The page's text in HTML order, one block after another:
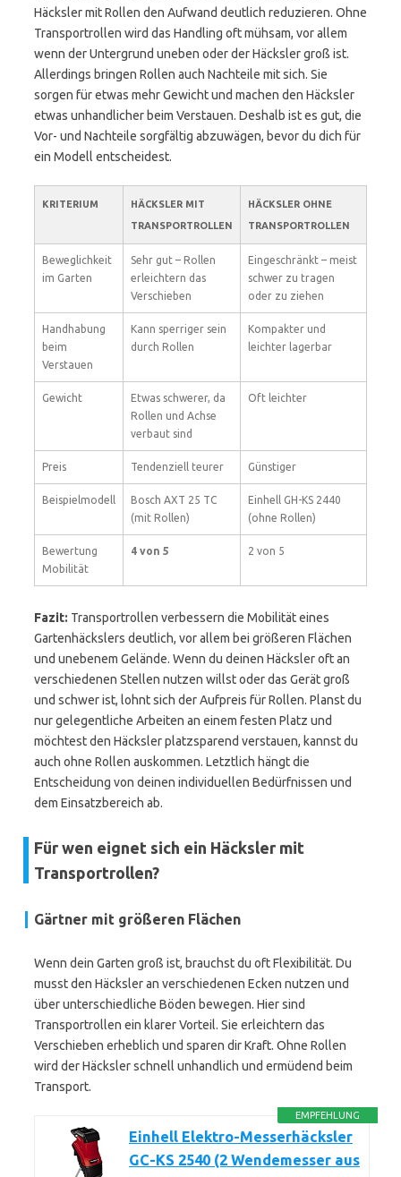
Häcksler mit Rollen den Aufwand deutlich reduzieren. Ohne
Transportrollen wird das Handling oft mühsam, vor allem
wenn der Untergrund uneben oder der Häcksler groß ist.
Allerdings bringen Rollen auch Nachteile mit sich. Sie
sorgen für etwas mehr Gewicht und machen den Häcksler
etwas unhandlicher beim Verstauen. Deshalb ist es gut, die
Vor- und Nachteile sorgfältig abzuwägen, bevor du dich für
ein Modell entscheidest.
KRITERIUM
HÄCKSLER MIT
TRANSPORTROLLEN
HÄCKSLER OHNE
TRANSPORTROLLEN
Beweglichkeit
im Garten
Sehr gut – Rollen
erleichtern das
Verschieben
Eingeschränkt – meist
schwer zu tragen
oder zu ziehen
Handhabung
beim
Verstauen
Kann sperriger sein
durch Rollen
Kompakter und
leichter lagerbar
Gewicht
Etwas schwerer, da
Rollen und Achse
verbaut sind
Oft leichter
Preis Tendenziell teurer Günstiger
Beispielmodell
Bosch AXT 25 TC
(mit Rollen)
Einhell GH-KS 2440
(ohne Rollen)
Bewertung
Mobilität
4 von 5 2 von 5
Fazit: Transportrollen verbessern die Mobilität eines
Gartenhäckslers deutlich, vor allem bei größeren Flächen
und unebenem Gelände. Wenn du deinen Häcksler oft an
verschiedenen Stellen nutzen willst oder das Gerät groß
und schwer ist, lohnt sich der Aufpreis für Rollen. Planst du
nur gelegentliche Arbeiten an einem festen Platz und
möchtest den Häcksler platzsparend verstauen, kannst du
auch ohne Rollen auskommen. Letztlich hängt die
Entscheidung von deinen individuellen Bedürfnissen und
dem Einsatzbereich ab.
Für wen eignet sich ein Häcksler mit
Transportrollen?
Gärtner mit größeren Flächen
Wenn dein Garten groß ist, brauchst du oft Flexibilität. Du
musst den Häcksler an verschiedenen Ecken nutzen und
über unterschiedliche Böden bewegen. Hier sind
Transportrollen ein klarer Vorteil. Sie erleichtern das
Verschieben erheblich und sparen dir Kraft. Ohne Rollen
wird der Häcksler schnell unhandlich und ermüdend beim
Transport.
EMPFEHLUNG
Einhell Elektro-Messerhäcksler
GC-KS 2540 (2 Wendemesser aus